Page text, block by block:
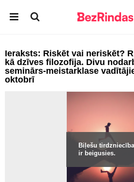
Ieraksts: Riskēt vai neriskēt?
kā dzīves filozofija. Divu
seminārs-meistarklase
oktobrī
Biļešu tirdzniecība
ir beigusies.